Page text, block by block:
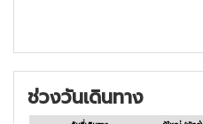
ช่วงวันเดินทาง